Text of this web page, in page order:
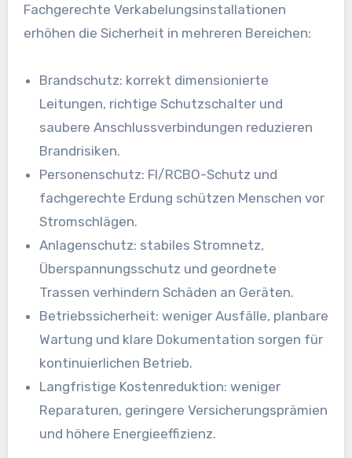
Fachgerechte Verkabelungsinstallationen
erhöhen die Sicherheit in mehreren Bereichen:
Brandschutz: korrekt dimensionierte
Leitungen, richtige Schutzschalter und
saubere Anschlussverbindungen reduzieren
Brandrisiken.
Personenschutz: FI/RCBO-Schutz und
fachgerechte Erdung schützen Menschen vor
Stromschlägen.
Anlagenschutz: stabiles Stromnetz,
Überspannungsschutz und geordnete
Trassen verhindern Schäden an Geräten.
Betriebssicherheit: weniger Ausfälle, planbare
Wartung und klare Dokumentation sorgen für
kontinuierlichen Betrieb.
Langfristige Kostenreduktion: weniger
Reparaturen, geringere Versicherungsprämien
und höhere Energieeffizienz.